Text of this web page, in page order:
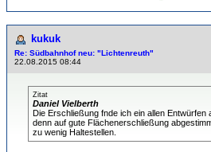
kukuk
Re: Südbahnhof neu: "Lichtenreuth"
22.08.2015 08:44
Zitat
Daniel Vielberth
Die Erschließung fnde ich ein allen
denn auf gute Flächenerschließung
zu wenig Haltestellen.